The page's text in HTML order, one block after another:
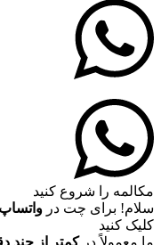
مکالمه را شروع کنید
سلام! برای چت در واتساپ
کلیک کنید